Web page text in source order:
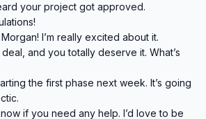
your project got approved.
I’m really excited about it.
deal, and you totally deserve it. What’s
the first phase next week. It’s going
if you need any help. I’d love to be